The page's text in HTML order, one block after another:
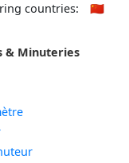
countries:
🇨🇳
& Minuteries